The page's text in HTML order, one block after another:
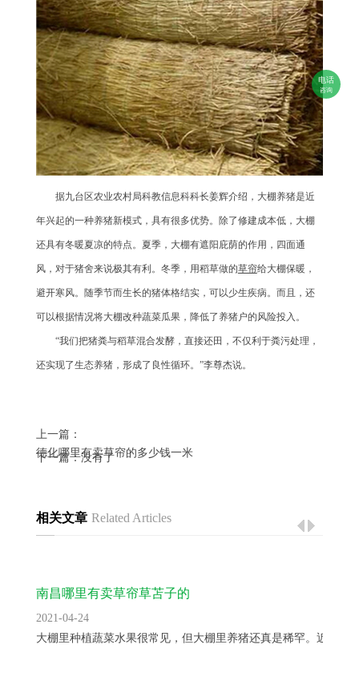
电话
咨询
据九台区农业农村局科教信息科科长姜辉介绍，大棚养猪是近
年兴起的一种养猪新模式，具有很多优势。除了修建成本低，大棚
还具有冬暖夏凉的特点。夏季，大棚有遮阳庇荫的作用，四面通
风，对于猪舍来说极其有利。冬季，用稻草做的草帘给大棚保暖，
避开寒风。随季节而生长的猪体格结实，可以少生疾病。而且，还
可以根据情况将大棚改种蔬菜瓜果，降低了养猪户的风险投入。
“我们把猪粪与稻草混合发酵，直接还田，不仅利于粪污处理，
还实现了生态养猪，形成了良性循环。”李尊杰说。
上一篇：
德化哪里有卖草帘的多少钱一米
下一篇：没有了
相关文章 Related Articles
南昌哪里有卖草帘草苫子的
2021-04-24
大棚里种植蔬菜水果很常见，但大棚里养猪还真是稀罕。近日，...